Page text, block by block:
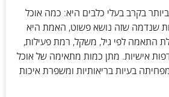
בקרב בעלי כלבים היא: כמה אוכל
שנדמה שזה נושא פשוט, האמת היא
התאמה לפי גיל, משקל, רמת פעילות,
אישיות. מתן כמות מתאימה של אוכל
בעיות בריאותיות ומשפרת איכות